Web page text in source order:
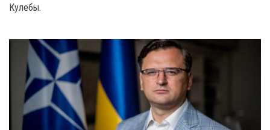
Кулебы.